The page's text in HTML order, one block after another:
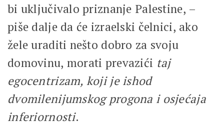
bi uključivalo priznanje Palestine, –
piše dalje da će izraelski čelnici, ako
žele uraditi nešto dobro za svoju
domovinu, morati prevazići taj
egocentrizam, koji je ishod
dvomilenijumskog progona i osjećaja
inferiornosti.